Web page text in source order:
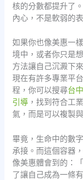
核的分數都提升了
內心，不是軟弱的
如果你也像美惠一
境中，或者你只是
方法讓自己沉澱下
現在有許多專業平
程，你可以搜尋台
引導，找到符合工
氣，而是可以複製
畢竟，生命中的數
承接。而這個容器
像美惠體會到的：
了讓自己成為一條